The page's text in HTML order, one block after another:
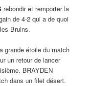
rebondir et remporter la
de 4-2 qui a de quoi
Bruins.
grande étoile du match
un retour de lancer
BRAYDEN
dans un filet désert.